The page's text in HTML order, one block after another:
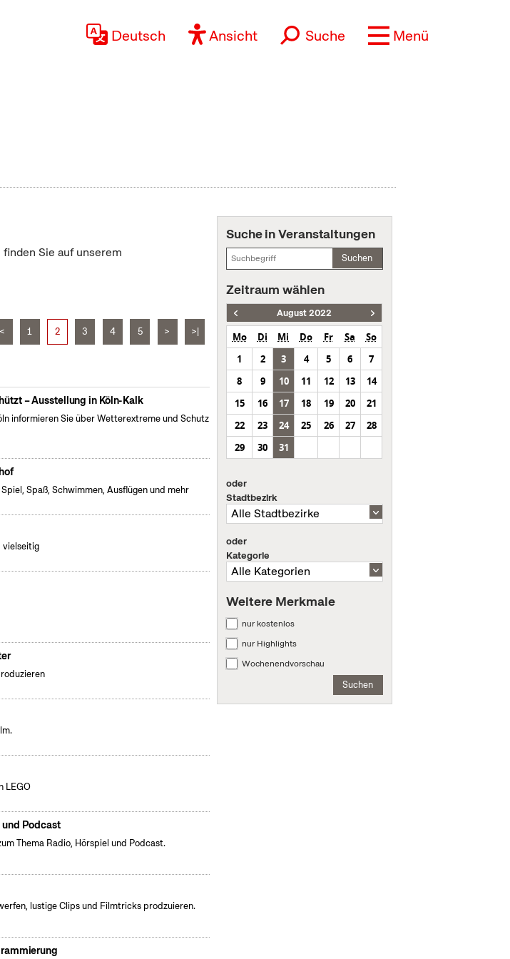
Deutsch Ansicht Suche Menü
Sie auf unserem
< 1 2 3 4 5 > >|
– Ausstellung in Köln-Kalk
informieren Sie über Wetterextreme und Schutz
Spaß, Schwimmen, Ausflügen und mehr
vielseitig
LEGO
und Podcast
Thema Radio, Hörspiel und Podcast.
lustige Clips und Filmtricks prodzuieren.
Suche in Veranstaltungen
Suchen
Zeitraum wählen
August 2022
Mo Di Mi Do Fr Sa
So
1
2 3 4 5 6
7
8
9 10 11 12 13
14
15
16 17 18 19 20
21
22
23 24 25 26 27
28
29
30 31
oder
Stadtbezirk
oder
Kategorie
Weitere Merkmale
nur kostenlos
nur Highlights
Wochenendvorschau
Suchen